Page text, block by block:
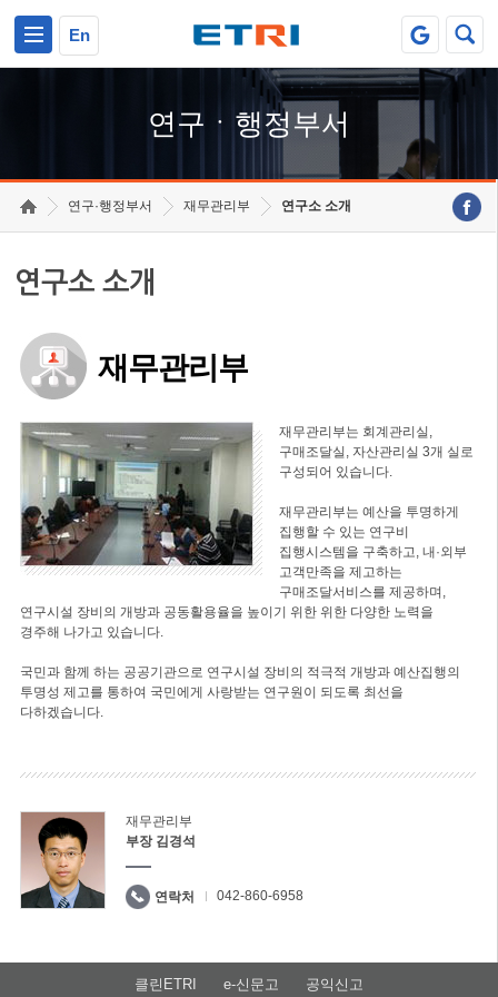
En
연구ㆍ행정부서
연구·행정부서 재무관리부 연구소 소개
연구소 소개
재무관리부
재무관리부는 회계관리실,
구매조달실, 자산관리실 3개 실로
구성되어 있습니다.
재무관리부는 예산을 투명하게
집행할 수 있는 연구비
집행시스템을 구축하고, 내·외부
고객만족을 제고하는
구매조달서비스를 제공하며,
연구시설 장비의 개방과 공동활용율을 높이기 위한 위한 다양한 노력을
경주해 나가고 있습니다.
국민과 함께 하는 공공기관으로 연구시설 장비의 적극적 개방과 예산집행의
투명성 제고를 통하여 국민에게 사랑받는 연구원이 되도록 최선을
다하겠습니다.
재무관리부
부장 김경석
연락처 042-860-6958
클린ETRI e-신문고 공익신고